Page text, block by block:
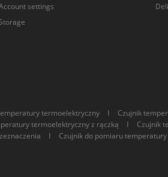
settings
Storage
termoelektryczny I Czujnik
termoelektryczny z rączką I Czujnik
I Czujnik do pomiaru temperatury